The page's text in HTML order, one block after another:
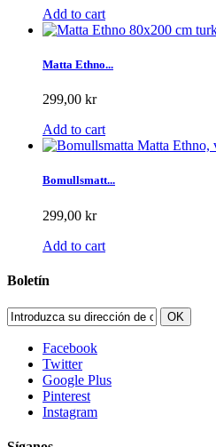
Add to cart
Matta Ethno...
299,00 kr
Add to cart
Bomullsmatt...
299,00 kr
Add to cart
Boletín
OK
Facebook
Twitter
Google Plus
Pinterest
Instagram